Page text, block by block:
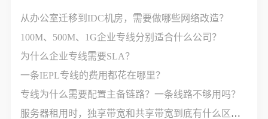
从办公室迁移到IDC机房，需要做哪些网络改造？
100M、500M、1G企业专线分别适合什么公司？
为什么企业专线需要SLA？
一条IEPL专线的费用都花在哪里？
专线为什么需要配置主备链路？一条线路不够用吗？
服务器租用时，独享带宽和共享带宽到底有什么区别？